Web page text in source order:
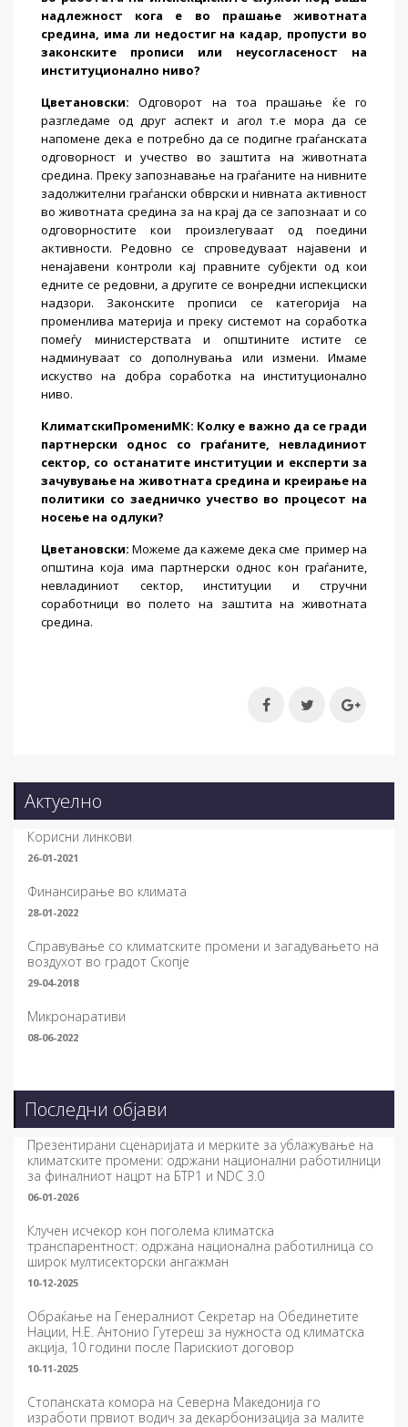
надлежност кога е во прашање животната
средина, има ли недостиг на кадар, пропусти во
законските прописи или неусогласеност на
институционално ниво?
Цветановски:Одговорот на тоа прашање ќе го
разгледаме од друг аспект и агол т.е мора да се
напомене дека е потребно да се подигне граѓанската
одговорност и учество во заштита на животната
средина. Преку запознавање на граѓаните на нивните
задолжителни граѓански обврски и нивната активност
во животната средина за на крај да се запознаат и со
одговорностите кои произлегуваат од поедини
активности. Редовно се спроведуваат најавени и
ненајавени контроли кај правните субјекти од кои
едните се редовни, а другите се вонредни испекциски
надзори. Законските прописи се категорија на
променлива материја и преку системот на соработка
помеѓу министерствата и општините истите се
надминуваат со дополнувања или измени. Имаме
искуство на добра соработка на институционално
ниво.
КлиматскиПромениМК: Колку е важно да се гради
партнерски однос со граѓаните, невладиниот
сектор, со останатите институции и експерти за
зачувување на животната средина и креирање на
политики со заедничко учество во процесот на
носење на одлуки?
Цветановски: Можеме да кажеме дека сме пример на
општина која има партнерски однос кон граѓаните,
невладиниот сектор, институции и стручни
соработници во полето на заштита на животната
средина.
Актуелно
Корисни линкови
26-01-2021
Финансирање во климата
28-01-2022
Справување со климатските промени и загадувањето на
воздухот во градот Скопје
29-04-2018
Микронаративи
08-06-2022
Последни објави
Презентирани сценаријата и мерките за ублажување на
климатските промени: одржани национални работилници
за финалниот нацрт на БТР1 и NDC 3.0
06-01-2026
Клучен исчекор кон поголема климатска
транспарентност: одржана национална работилница со
широк мултисекторски ангажман
10-12-2025
Обраќање на Генералниот Секретар на Обединетите
Нации, Н.Е. Антонио Гутереш за нужноста од климатска
акција, 10 години после Парискиот договор
10-11-2025
Стопанската комора на Северна Македонија го
изработи првиот водич за декарбонизација за малите